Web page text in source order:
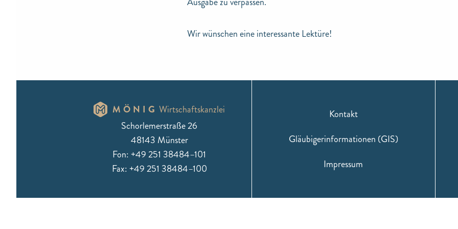
Wir wünschen eine interessante Lektüre!
MÖNIG Wirtschaftskanzlei
Schorlemerstraße 26
48143 Münster
Fon: +49 251 38484–101
Fax: +49 251 38484–100
Kontakt
Gläubigerinformationen (GIS)
Impressum